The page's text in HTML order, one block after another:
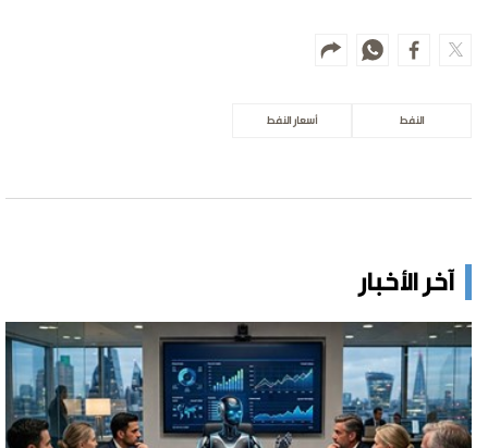
النفط أسعار النفط
آخر الأخبار